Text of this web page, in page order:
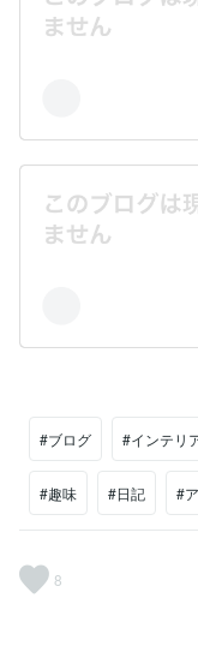
#ブログ #インテリ
#趣味 #日記 #
8